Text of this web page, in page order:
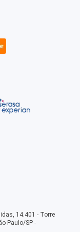
14.401 - Torre
Paulo/SP -